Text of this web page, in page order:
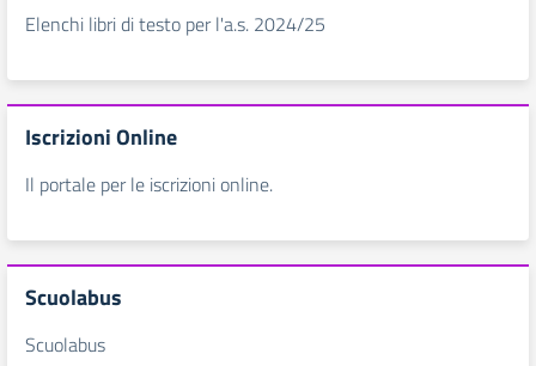
Elenchi libri di testo per l'a.s. 2024/25
Iscrizioni Online
Il portale per le iscrizioni online.
Scuolabus
Scuolabus